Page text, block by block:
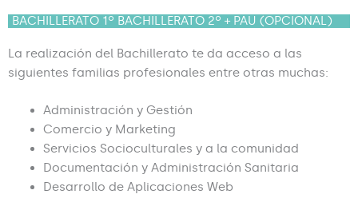
BACHILLERATO 1º BACHILLERATO 2º + PAU (OPCIONAL)
La realización del Bachillerato te da acceso a las
siguientes familias profesionales entre otras muchas:
Administración y Gestión
Comercio y Marketing
Servicios Socioculturales y a la comunidad
Documentación y Administración Sanitaria
Desarrollo de Aplicaciones Web